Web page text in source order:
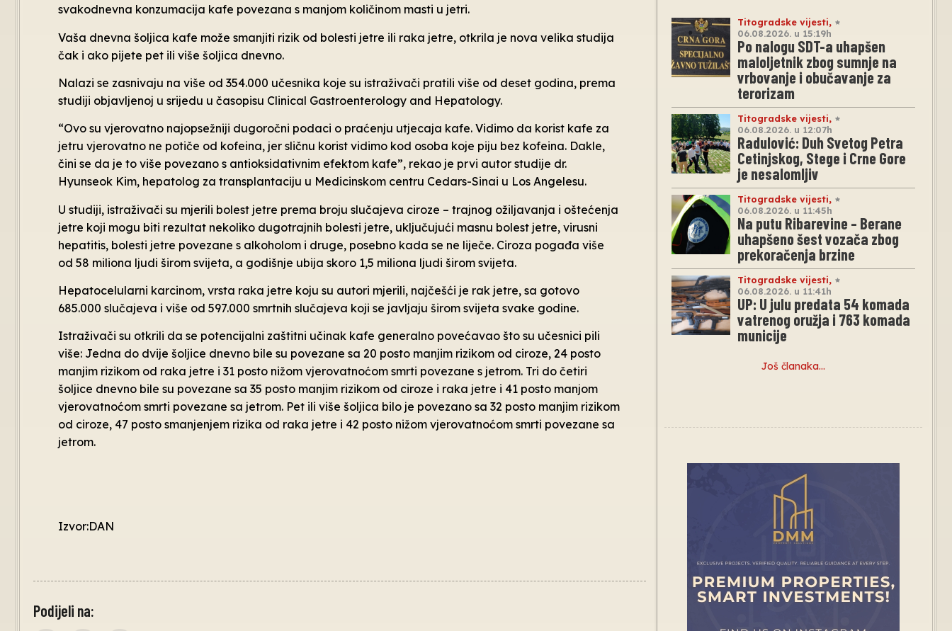
svakodnevna konzumacija kafe povezana s manjom količinom masti u jetri.
Vaša dnevna šoljica kafe može smanjiti rizik od bolesti jetre ili raka jetre, otkrila je nova velika studija
čak i ako pijete pet ili više šoljica dnevno.
Nalazi se zasnivaju na više od 354.000 učesnika koje su istraživači pratili više od deset godina, prema
studiji objavljenoj u srijedu u časopisu Clinical Gastroenterology and Hepatology.
“Ovo su vjerovatno najopsežniji dugoročni podaci o praćenju utjecaja kafe. Vidimo da korist kafe za
jetru vjerovatno ne potiče od kofeina, jer sličnu korist vidimo kod osoba koje piju bez kofeina. Dakle,
čini se da je to više povezano s antioksidativnim efektom kafe”, rekao je prvi autor studije dr.
Hyunseok Kim, hepatolog za transplantaciju u Medicinskom centru Cedars-Sinai u Los Angelesu.
U studiji, istraživači su mjerili bolest jetre prema broju slučajeva ciroze – trajnog ožiljavanja i oštećenja
jetre koji mogu biti rezultat nekoliko dugotrajnih bolesti jetre, uključujući masnu bolest jetre, virusni
hepatitis, bolesti jetre povezane s alkoholom i druge, posebno kada se ne liječe. Ciroza pogađa više
od 58 miliona ljudi širom svijeta, a godišnje ubija skoro 1,5 miliona ljudi širom svijeta.
Hepatocelularni karcinom, vrsta raka jetre koju su autori mjerili, najčešći je rak jetre, sa gotovo
685.000 slučajeva i više od 597.000 smrtnih slučajeva koji se javljaju širom svijeta svake godine.
Istraživači su otkrili da se potencijalni zaštitni učinak kafe generalno povećavao što su učesnici pili
više: Jedna do dvije šoljice dnevno bile su povezane sa 20 posto manjim rizikom od ciroze, 24 posto
manjim rizikom od raka jetre i 31 posto nižom vjerovatnoćom smrti povezane s jetrom. Tri do četiri
šoljice dnevno bile su povezane sa 35 posto manjim rizikom od ciroze i raka jetre i 41 posto manjom
vjerovatnoćom smrti povezane sa jetrom. Pet ili više šoljica bilo je povezano sa 32 posto manjim rizikom
od ciroze, 47 posto smanjenjem rizika od raka jetre i 42 posto nižom vjerovatnoćom smrti povezane sa
jetrom.
Izvor:DAN
Podijeli na:
Titogradske vijesti,
06.08.2026. u 15:19h
Po nalogu SDT-a uhapšen
maloljetnik zbog sumnje na
vrbovanje i obučavanje za
terorizam
Titogradske vijesti,
06.08.2026. u 12:07h
Radulović: Duh Svetog Petra
Cetinjskog, Stege i Crne Gore
je nesalomljiv
Titogradske vijesti,
06.08.2026. u 11:45h
Na putu Ribarevine – Berane
uhapšeno šest vozača zbog
prekoračenja brzine
Titogradske vijesti,
06.08.2026. u 11:41h
UP: U julu predata 54 komada
vatrenog oružja i 763 komada
municije
Još članaka…